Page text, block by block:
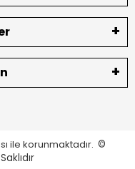
ile korunmaktadır. ©